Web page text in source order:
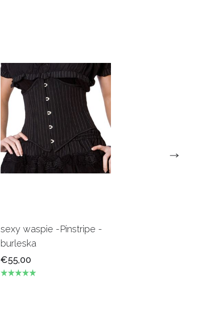
sexy waspie -Pinstripe -
burleska
€55,00